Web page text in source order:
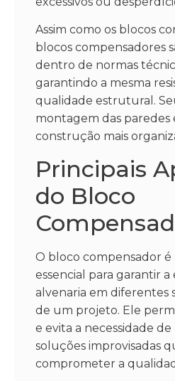
Assim como os blocos
blocos compensadores
dentro de normas
garantindo a mesma
qualidade estrutural.
montagem das
construção mais
Principais
do Bloco
O bloco compensador
essencial para garantir a
alvenaria em diferentes
de um projeto. Ele
e evita a necessidade
soluções improvisadas
comprometer a